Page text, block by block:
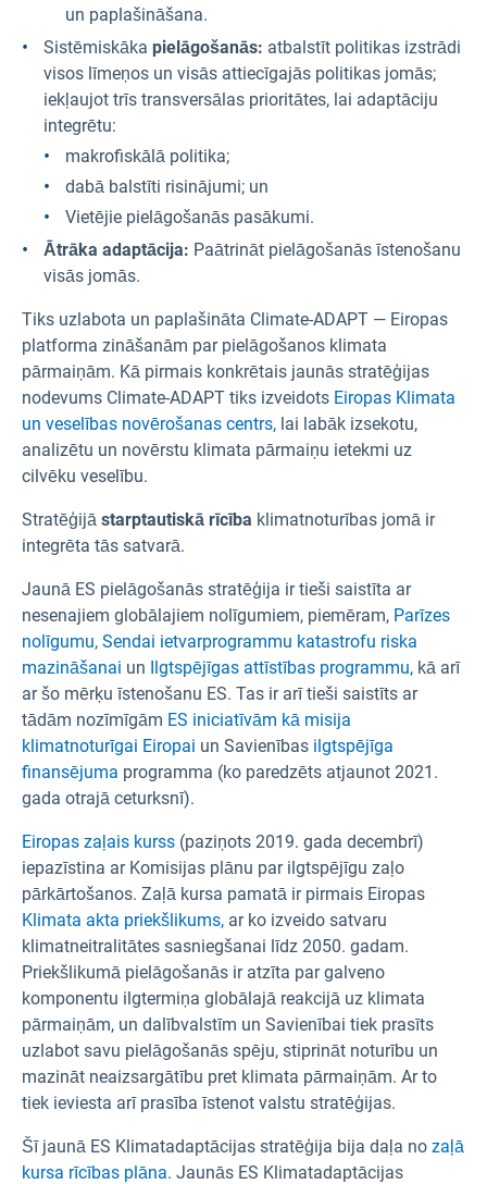
un paplašināšana.
Sistēmiskāka pielāgošanās: atbalstīt politikas izstrādi
visos līmeņos un visās attiecīgajās politikas jomās;
iekļaujot trīs transversālas prioritātes, lai adaptāciju
integrētu:
makrofiskālā politika;
dabā balstīti risinājumi; un
Vietējie pielāgošanās pasākumi.
Ātrāka adaptācija: Paātrināt pielāgošanās īstenošanu
visās jomās.
Tiks uzlabota un paplašināta Climate-ADAPT — Eiropas
platforma zināšanām par pielāgošanos klimata
pārmaiņām. Kā pirmais konkrētais jaunās stratēģijas
nodevums Climate-ADAPT tiks izveidots Eiropas Klimata
un veselības novērošanas centrs, lai labāk izsekotu,
analizētu un novērstu klimata pārmaiņu ietekmi uz
cilvēku veselību.
Stratēģijā starptautiskā rīcība klimatnoturības jomā ir
integrēta tās satvarā.
Jaunā ES pielāgošanās stratēģija ir tieši saistīta ar
nesenajiem globālajiem nolīgumiem, piemēram, Parīzes
nolīgumu, Sendai ietvarprogrammu katastrofu riska
mazināšanai un Ilgtspējīgas attīstības programmu, kā arī
ar šo mērķu īstenošanu ES. Tas ir arī tieši saistīts ar
tādām nozīmīgām ES iniciatīvām kā misija
klimatnoturīgai Eiropai un Savienības ilgtspējīga
finansējuma programma (ko paredzēts atjaunot 2021.
gada otrajā ceturksnī).
Eiropas zaļais kurss (paziņots 2019. gada decembrī)
iepazīstina ar Komisijas plānu par ilgtspējīgu zaļo
pārkārtošanos. Zaļā kursa pamatā ir pirmais Eiropas
Klimata akta priekšlikums, ar ko izveido satvaru
klimatneitralitātes sasniegšanai līdz 2050. gadam.
Priekšlikumā pielāgošanās ir atzīta par galveno
komponentu ilgtermiņa globālajā reakcijā uz klimata
pārmaiņām, un dalībvalstīm un Savienībai tiek prasīts
uzlabot savu pielāgošanās spēju, stiprināt noturību un
mazināt neaizsargātību pret klimata pārmaiņām. Ar to
tiek ieviesta arī prasība īstenot valstu stratēģijas.
Šī jaunā ES Klimatadaptācijas stratēģija bija daļa no zaļā
kursa rīcības plāna. Jaunās ES Klimatadaptācijas